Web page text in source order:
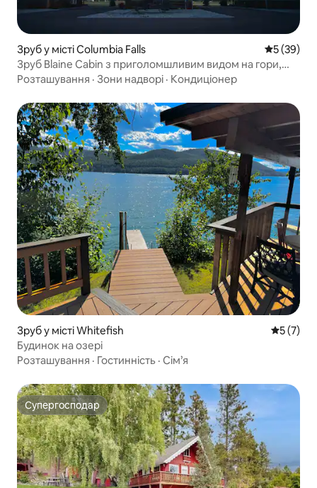
Зруб у місті Columbia Falls Середня
5 (39)
Зруб Blaine Cabin з приголомшливим видом на гори,
недалеко від парку GNP!
Розташування · Зони надворі · Кондиціонер
Зруб у місті Whitefish Середня
5 (7)
Будинок на озері
Розташування · Гостинність · Сім’я
Супергосподар
Супергосподар